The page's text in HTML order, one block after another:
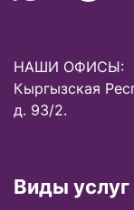
Виды услуг
НАШИ ОФИСЫ:
Кыргызская
д. 93/2.